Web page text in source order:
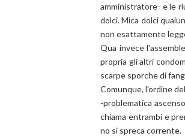
amministratore- e le
dolci. Mica dolci
non esattamente
Qua invece
propria gli altri
scarpe sporche di
Comunque, l'ordine
-problematica
chiama entrambi e
no si spreca corrente.